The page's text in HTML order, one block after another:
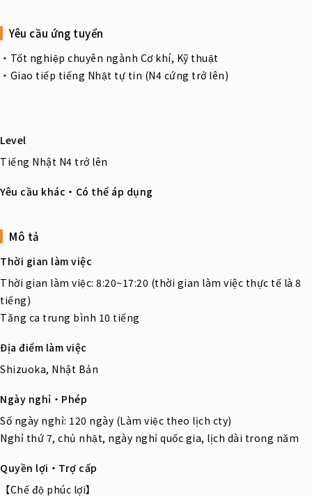
Yêu cầu ứng tuyển
・Tốt nghiệp chuyên ngành Cơ khí, Kỹ thuật
・Giao tiếp tiếng Nhật tự tin (N4 cứng trở lên)
Level
Tiếng Nhật N4 trở lên
Yêu cầu khác・Có thể áp dụng
Mô tả
Thời gian làm việc
Thời gian làm việc: 8:20~17:20 (thời gian làm việc thực tế là 8
tiếng)
Tăng ca trung bình 10 tiếng
Địa điểm làm việc
Shizuoka, Nhật Bản
Ngày nghỉ・Phép
Số ngày nghỉ: 120 ngày (Làm việc theo lịch cty)
Nghỉ thứ 7, chủ nhật, ngày nghỉ quốc gia, lịch dài trong năm
Quyền lợi・Trợ cấp
【Chế độ phúc lợi】